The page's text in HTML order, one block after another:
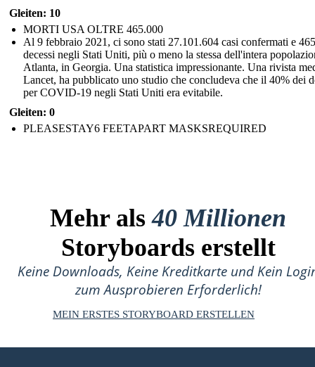
Gleiten: 10
MORTI USA OLTRE 465.000
Al 9 febbraio 2021, ci sono stati 27.101.604 casi confermati e
decessi negli Stati Uniti, più o meno la stessa dell'intera
Atlanta, in Georgia. Una statistica impressionante. Una rivista
Lancet, ha pubblicato uno studio che concludeva che il 40% dei
per COVID-19 negli Stati Uniti era evitabile.
Gleiten: 0
PLEASESTAY6 FEETAPART MASKSREQUIRED
Mehr als40 Millionen
Storyboards erstellt
Keine Downloads, Keine Kreditkarte und Kein
zum Ausprobieren Erforderlich!
MEIN ERSTES STORYBOARD ERSTELLEN